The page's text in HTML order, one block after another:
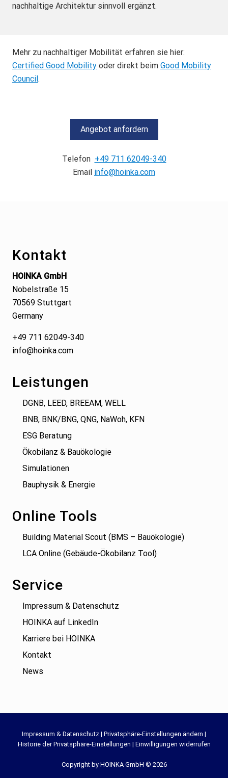
nachhaltige Architektur sinnvoll ergänzt.
Mehr zu nachhaltiger Mobilität erfahren sie hier:
Certified Good Mobility oder direkt beim Good Mobility
Council.
Angebot anfordern
Telefon +49 711 62049-340
Email info@hoinka.com
Kontakt
HOINKA GmbH
Nobelstraße 15
70569 Stuttgart
Germany
+49 711 62049-340
info@hoinka.com
Leistungen
DGNB, LEED, BREEAM, WELL
BNB, BNK/BNG, QNG, NaWoh, KFN
ESG Beratung
Ökobilanz & Bauökologie
Simulationen
Bauphysik & Energie
Online Tools
Building Material Scout (BMS – Bauökologie)
LCA Online (Gebäude-Ökobilanz Tool)
Service
Impressum & Datenschutz
HOINKA auf LinkedIn
Karriere bei HOINKA
Kontakt
News
Site
Impressum & Datenschutz | Privatsphäre-Einstellungen ändern |
Historie der Privatsphäre-Einstellungen | Einwilligungen widerrufen
Copyright by HOINKA GmbH © 2026